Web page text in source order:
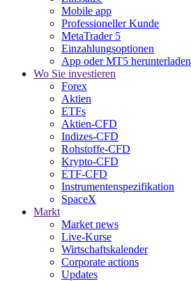
Mobile app
Professioneller Kunde
MetaTrader 5
Einzahlungsoptionen
App oder MT5 herunterladen
Wo Sie investieren
Forex
Aktien
ETFs
Aktien-CFD
Indizes-CFD
Rohstoffe-CFD
Krypto-CFD
ETF-CFD
Instrumentenspezifikation
SpaceX
Markt
Market news
Live-Kurse
Wirtschaftskalender
Corporate actions
Updates